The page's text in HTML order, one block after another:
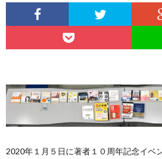
2020年１月５日に著者１０周年記念イベ